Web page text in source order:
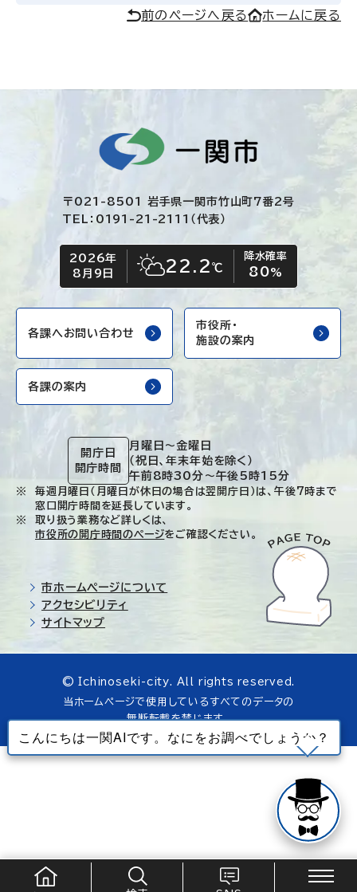
前のページへ戻る ホームに戻る
〒021-8501 岩手県一関市竹山町7番2号
TEL：0191-21-2111（代表）
今日の日付
2026年
8月9日
今日の天気
晴れ時々くもり
22.2℃
降水確率
80%
各課へお問い合わせ
市役所・
施設の案内
各課の案内
開庁日
開庁時間
月曜日～金曜日
（祝日、年末年始を除く）
午前8時30分～午後5時15分
毎週月曜日（月曜日が休日の場合は翌開庁日）は、午後7時まで
窓口開庁時間を延長しています。
取り扱う業務など詳しくは、
市役所の開庁時間のページをご確認ください。
市ホームページについて
アクセシビリティ
サイトマップ
© Ichinoseki-city. All rights reserved.
当ホームページで使用しているすべてのデータの
無断転載を禁じます。